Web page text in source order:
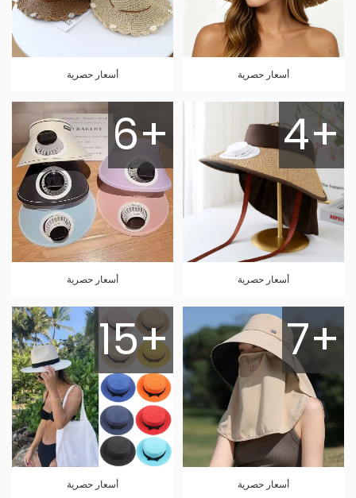
أسعار حصرية أسعار حصرية
4+
أسعار حصرية
6+
أسعار حصرية
7+
أسعار حصرية
15+
أسعار حصرية